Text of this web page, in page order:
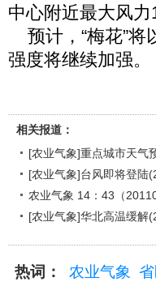
中心附近最大风
预计，“梅花”将
强度将继续加强。
相关报道：
[农业气象]重点城市天气
[农业气象]台风即将登陆
农业气象 14：43（
[农业气象]华北高温缓解
热词： 农业气象